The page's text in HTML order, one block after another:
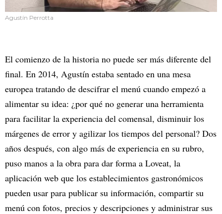
Agustín Perrotta
El comienzo de la historia no puede ser más diferente del
final. En 2014, Agustín estaba sentado en una mesa
europea tratando de descifrar el menú cuando empezó a
alimentar su idea: ¿por qué no generar una herramienta
para facilitar la experiencia del comensal, disminuir los
márgenes de error y agilizar los tiempos del personal? Dos
años después, con algo más de experiencia en su rubro,
puso manos a la obra para dar forma a Loveat, la
aplicación web que los establecimientos gastronómicos
pueden usar para publicar su información, compartir su
menú con fotos, precios y descripciones y administrar sus